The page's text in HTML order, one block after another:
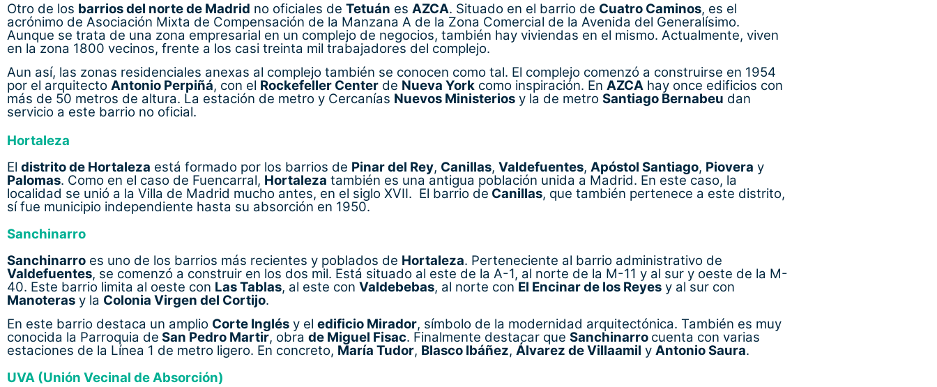
Otro de los barrios del norte de Madrid no oficiales de Tetuán es AZCA. Situado en el barrio de Cuatro Caminos, es el
acrónimo de Asociación Mixta de Compensación de la Manzana A de la Zona Comercial de la Avenida del Generalísimo.
Aunque se trata de una zona empresarial en un complejo de negocios, también hay viviendas en el mismo. Actualmente, viven
en la zona 1800 vecinos, frente a los casi treinta mil trabajadores del complejo.
Aun así, las zonas residenciales anexas al complejo también se conocen como tal. El complejo comenzó a construirse en 1954
por el arquitecto Antonio Perpiñá, con el Rockefeller Center de Nueva York como inspiración. En AZCA hay once edificios con
más de 50 metros de altura. La estación de metro y Cercanías Nuevos Ministerios y la de metro Santiago Bernabeu dan
servicio a este barrio no oficial.
Hortaleza
El distrito de Hortaleza está formado por los barrios de Pinar del Rey, Canillas, Valdefuentes, Apóstol Santiago, Piovera y
Palomas. Como en el caso de Fuencarral, Hortaleza también es una antigua población unida a Madrid. En este caso, la
localidad se unió a la Villa de Madrid mucho antes, en el siglo XVII. El barrio de Canillas, que también pertenece a este distrito,
sí fue municipio independiente hasta su absorción en 1950.
Sanchinarro
Sanchinarro es uno de los barrios más recientes y poblados de Hortaleza. Perteneciente al barrio administrativo de
Valdefuentes, se comenzó a construir en los dos mil. Está situado al este de la A-1, al norte de la M-11 y al sur y oeste de la M-
40. Este barrio limita al oeste con Las Tablas, al este con Valdebebas, al norte con El Encinar de los Reyes y al sur con
Manoteras y la Colonia Virgen del Cortijo.
En este barrio destaca un amplio Corte Inglés y el edificio Mirador, símbolo de la modernidad arquitectónica. También es muy
conocida la Parroquia de San Pedro Martir, obra de Miguel Fisac. Finalmente destacar que Sanchinarro cuenta con varias
estaciones de la Línea 1 de metro ligero. En concreto, María Tudor, Blasco Ibáñez, Álvarez de Villaamil y Antonio Saura.
UVA (Unión Vecinal de Absorción)